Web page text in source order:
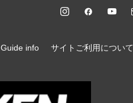
Guide info サイトご利用について